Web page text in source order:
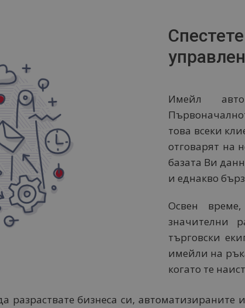
Имейл
това всеки
отговарят на
базата Ви
и еднакво
Освен
значителни
търговски
имейли на
когато те
разраствате бизнеса си,